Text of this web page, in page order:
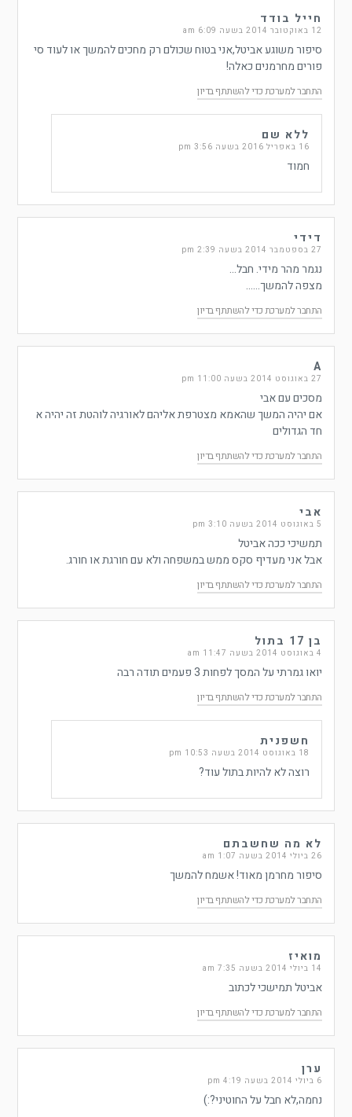
חייל בודד
12 באוקטובר 2014 בשעה 6:09 am
סיפור משוגע אביטל,אני בטוח שכולם רק מחכים להמשך או לעוד סי
פורים מחרמנים כאלה!
התחבר למערכת כדי להשתתף בדיון
ללא שם
16 באפריל 2016 בשעה 3:56 pm
חמוד
דידי
27 בספטמבר 2014 בשעה 2:39 pm
נגמר מהר מידי. חבל…
מצפה להמשך……
התחבר למערכת כדי להשתתף בדיון
A
27 באוגוסט 2014 בשעה 11:00 pm
מסכים עם אבי
אם יהיה המשך שהאמא מצטרפת אליהם לאורגיה לוהטת זה יהיה א
חד הגדולים
התחבר למערכת כדי להשתתף בדיון
אבי
5 באוגוסט 2014 בשעה 3:10 pm
תמשיכי ככה אביטל
אבל אני מעדיף סקס ממש במשפחה ולא עם חורגת או חורג.
התחבר למערכת כדי להשתתף בדיון
בן 17 בתול
4 באוגוסט 2014 בשעה 11:47 am
יואו גמרתי על המסך לפחות 3 פעמים תודה רבה
התחבר למערכת כדי להשתתף בדיון
חשפנית
18 באוגוסט 2014 בשעה 10:53 pm
רוצה לא להיות בתול עוד?
לא מה שחשבתם
26 ביולי 2014 בשעה 1:07 am
סיפור מחרמן מאוד! אשמח להמשך
התחבר למערכת כדי להשתתף בדיון
מואיז
14 ביולי 2014 בשעה 7:35 am
אביטל תמישכי לכתוב
התחבר למערכת כדי להשתתף בדיון
ערן
6 ביולי 2014 בשעה 4:19 pm
נחמה,לא חבל על החוטיני?:)